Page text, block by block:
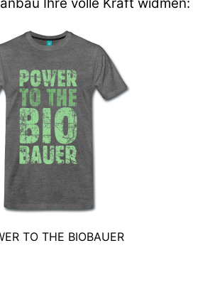
TO THE BIOBAUER